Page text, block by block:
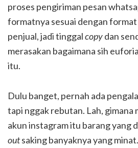
proses pengiriman pesan
formatnya sesuai dengan
penjual, jadi tinggalcopydan
merasakan bagaimana sih
itu.
Dulu banget, pernah ada
tapi nggak rebutan. Lah, gimana
akun instagram itu barang yang
outsaking banyaknya yang